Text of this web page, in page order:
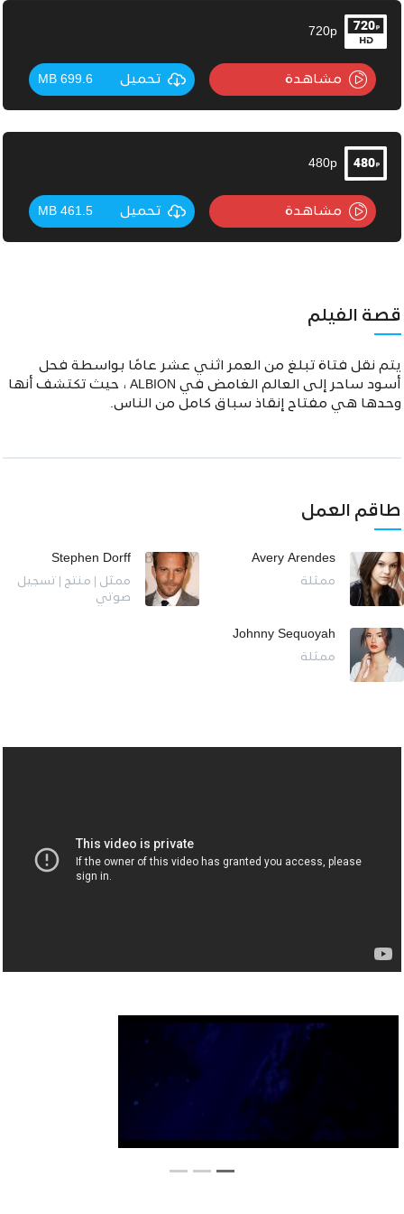
720p
مشاهدة تحميل 699.6 MB
480p
مشاهدة تحميل 461.5 MB
قصة الفيلم
يتم نقل فتاة تبلغ من العمر اثني عشر عامًا بواسطة فحل
أسود ساحر إلى العالم الغامض في ALBION ، حيث تكتشف أنها
وحدها هي مفتاح إنقاذ سباق كامل من الناس.
طاقم العمل
Avery Arendes
ممثلة
Stephen Dorff
ممثل | منتج | تسجيل
صوتي
Johnny Sequoyah
ممثلة